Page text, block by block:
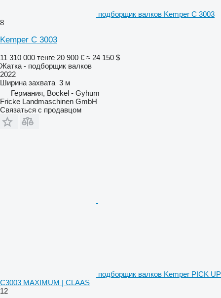
подборщик валков Kemper C 3003
8
Kemper C 3003
11 310 000 тенге 20 900 € ≈ 24 150 $
Жатка - подборщик валков
2022
Ширина захвата 3 м
Германия, Bockel - Gyhum
Fricke Landmaschinen GmbH
Связаться с продавцом
подборщик валков Kemper PICK UP
C3003 MAXIMUM | CLAAS
12